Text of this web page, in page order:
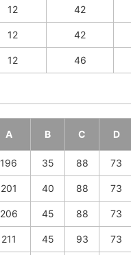
12 42
12 42
12 46
A B C D
196 35 88 73
201 40 88 73
206 45 88 73
211 45 93 73